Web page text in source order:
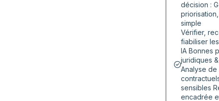
décision :
simple
Vérifier,
fiabiliser
IA Bonnes
juridiques &
Analyse
sensibles
encadrée